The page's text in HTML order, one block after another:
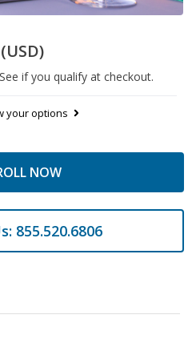
(USD)
if you qualify at checkout.
your options
NOW
855.520.6806